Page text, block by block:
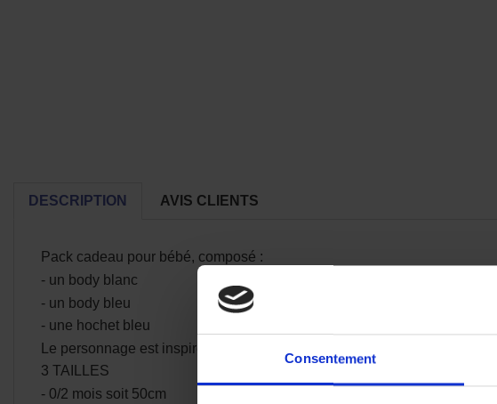
Consentement
DESCRIPTION AVIS CLIENTS
Pack cadeau pour bébé, composé :
- un body blanc
- un body bleu
- une hochet bleu
Le personnage est inspiré du personnage de dessin animé Paddock Blue
3 TAILLES
- 0/2 mois soit 50cm